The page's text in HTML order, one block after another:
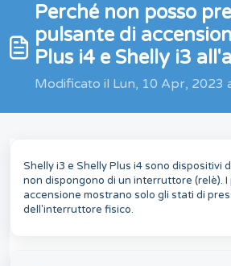
Perché non posso
pulsante di
Plus i4 e Shelly i3
Modificato il Lun, 10 Apr, 2023
Shelly i3 e Shelly Plus i4 sono dispositivi
non dispongono di un interruttore (relè). I
accensione mostrano solo gli stati di
dell'interruttore fisico.